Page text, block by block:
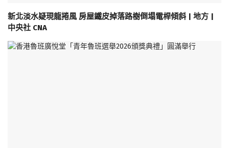
新北淡水疑現龍捲風 房屋鐵皮掉落路樹倒塌電桿傾斜 | 地方 |
中央社 CNA